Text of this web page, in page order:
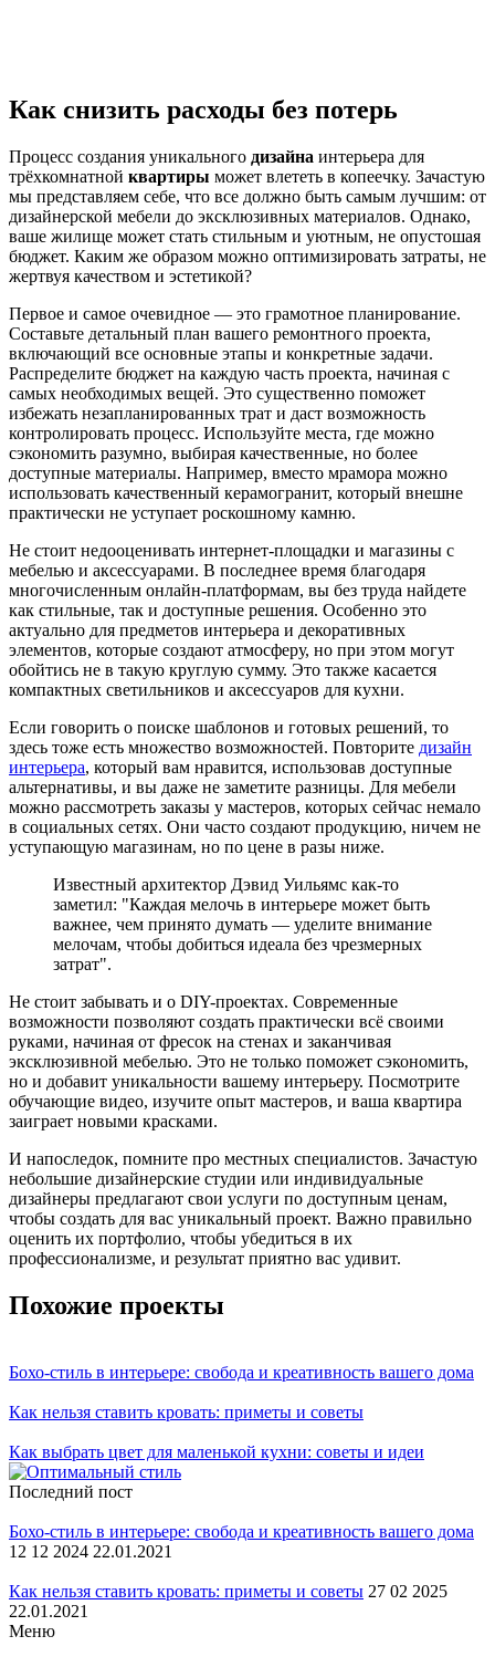
Как снизить расходы без потерь
Процесс создания уникального дизайна интерьера для
трёхкомнатной квартиры может влететь в копеечку. Зачастую
мы представляем себе, что все должно быть самым лучшим: от
дизайнерской мебели до эксклюзивных материалов. Однако,
ваше жилище может стать стильным и уютным, не опустошая
бюджет. Каким же образом можно оптимизировать затраты, не
жертвуя качеством и эстетикой?
Первое и самое очевидное — это грамотное планирование.
Составьте детальный план вашего ремонтного проекта,
включающий все основные этапы и конкретные задачи.
Распределите бюджет на каждую часть проекта, начиная с
самых необходимых вещей. Это существенно поможет
избежать незапланированных трат и даст возможность
контролировать процесс. Используйте места, где можно
сэкономить разумно, выбирая качественные, но более
доступные материалы. Например, вместо мрамора можно
использовать качественный керамогранит, который внешне
практически не уступает роскошному камню.
Не стоит недооценивать интернет-площадки и магазины с
мебелью и аксессуарами. В последнее время благодаря
многочисленным онлайн-платформам, вы без труда найдете
как стильные, так и доступные решения. Особенно это
актуально для предметов интерьера и декоративных
элементов, которые создают атмосферу, но при этом могут
обойтись не в такую круглую сумму. Это также касается
компактных светильников и аксессуаров для кухни.
Если говорить о поиске шаблонов и готовых решений, то
здесь тоже есть множество возможностей. Повторите дизайн
интерьера, который вам нравится, использовав доступные
альтернативы, и вы даже не заметите разницы. Для мебели
можно рассмотреть заказы у мастеров, которых сейчас немало
в социальных сетях. Они часто создают продукцию, ничем не
уступающую магазинам, но по цене в разы ниже.
Известный архитектор Дэвид Уильямс как-то
заметил: "Каждая мелочь в интерьере может быть
важнее, чем принято думать — уделите внимание
мелочам, чтобы добиться идеала без чрезмерных
затрат".
Не стоит забывать и о DIY-проектах. Современные
возможности позволяют создать практически всё своими
руками, начиная от фресок на стенах и заканчивая
эксклюзивной мебелью. Это не только поможет сэкономить,
но и добавит уникальности вашему интерьеру. Посмотрите
обучающие видео, изучите опыт мастеров, и ваша квартира
заиграет новыми красками.
И напоследок, помните про местных специалистов. Зачастую
небольшие дизайнерские студии или индивидуальные
дизайнеры предлагают свои услуги по доступным ценам,
чтобы создать для вас уникальный проект. Важно правильно
оценить их портфолио, чтобы убедиться в их
профессионализме, и результат приятно вас удивит.
Похожие проекты
Бохо-стиль в интерьере: свобода и креативность вашего дома
Как нельзя ставить кровать: приметы и советы
Как выбрать цвет для маленькой кухни: советы и идеи
Последний пост
Бохо-стиль в интерьере: свобода и креативность вашего дома
12 12 2024 22.01.2021
Как нельзя ставить кровать: приметы и советы 27 02 2025
22.01.2021
Меню